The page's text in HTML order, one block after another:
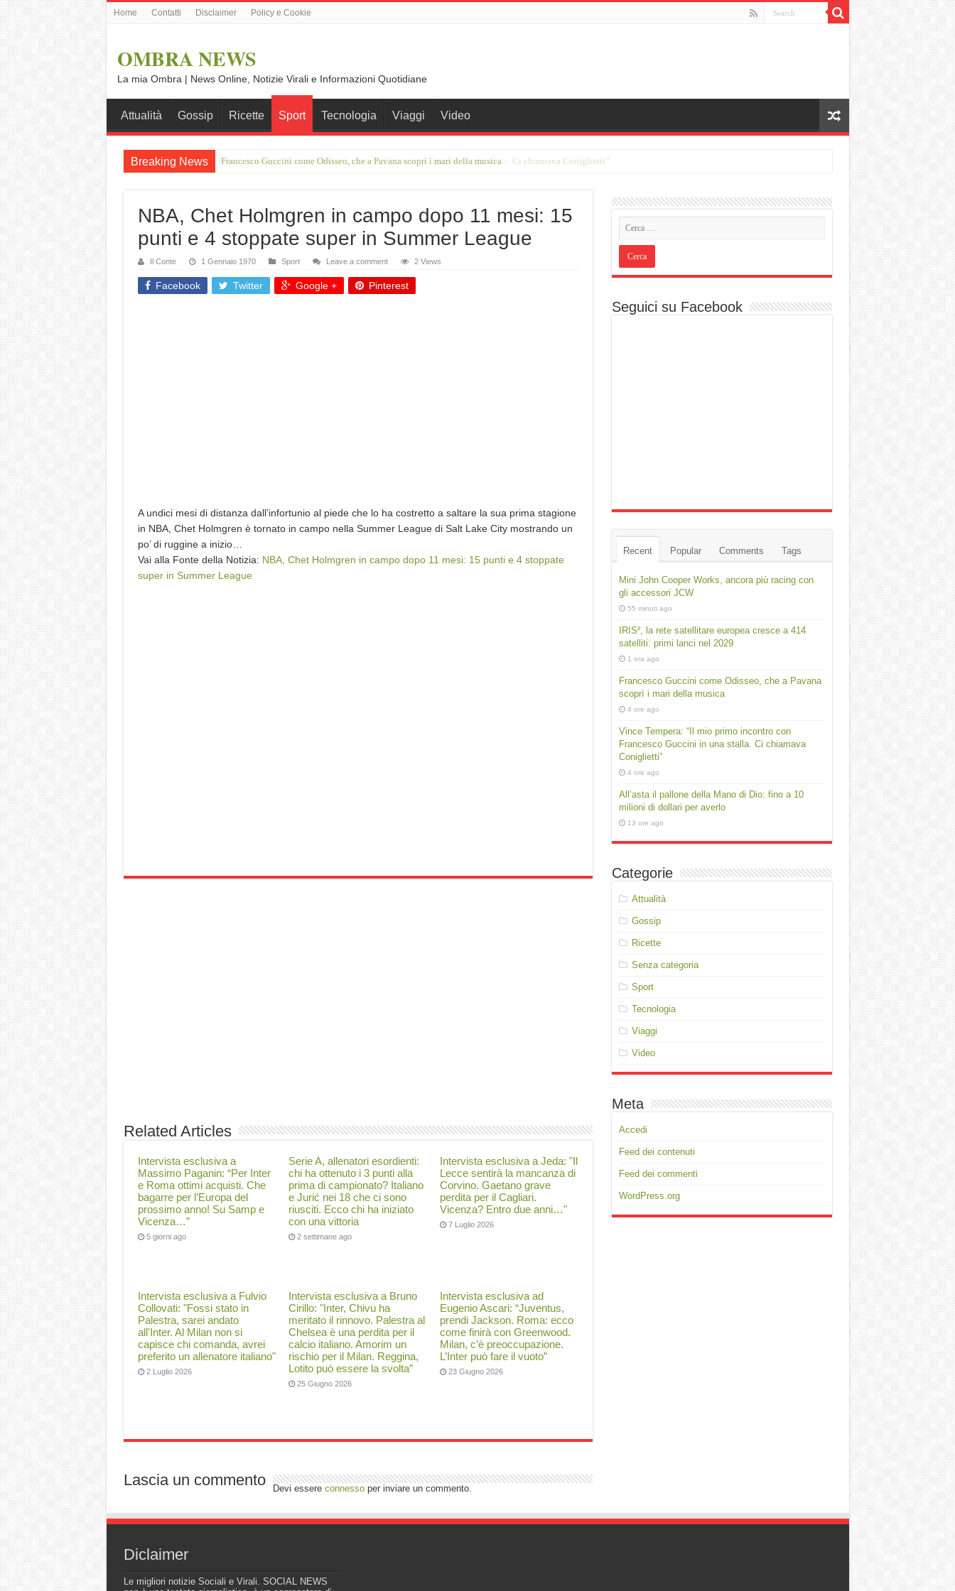
Home Contatti Disclaimer Policy e Cookie
OMBRA NEWS
La mia Ombra | News Online, Notizie Virali e Informazioni Quotidiane
Attualità Gossip Ricette Sport Tecnologia Viaggi Video
Breaking News Vince Tempera: “Il mio primo incontro con Francesco Guccini in una stalla. Ci chiamava Coniglietti”
NBA, Chet Holmgren in campo dopo 11 mesi: 15
punti e 4 stoppate super in Summer League
Il Conte 1 Gennaio 1970 Sport Leave a comment 2 Views
Facebook Twitter Google + Pinterest
A undici mesi di distanza dall’infortunio al piede che lo ha costretto a saltare la sua prima stagione
in NBA, Chet Holmgren è tornato in campo nella Summer League di Salt Lake City mostrando un
po’ di ruggine a inizio…
Vai alla Fonte della Notizia: NBA, Chet Holmgren in campo dopo 11 mesi: 15 punti e 4 stoppate
super in Summer League
Related Articles
Intervista esclusiva a
Massimo Paganin: “Per Inter
e Roma ottimi acquisti. Che
bagarre per l’Europa del
prossimo anno! Su Samp e
Vicenza…”
5 giorni ago
Serie A, allenatori esordienti:
chi ha ottenuto i 3 punti alla
prima di campionato? Italiano
e Jurić nei 18 che ci sono
riusciti. Ecco chi ha iniziato
con una vittoria
2 settimane ago
Intervista esclusiva a Jeda: "Il
Lecce sentirà la mancanza di
Corvino. Gaetano grave
perdita per il Cagliari.
Vicenza? Entro due anni…"
7 Luglio 2026
Intervista esclusiva a Fulvio
Collovati: "Fossi stato in
Palestra, sarei andato
all'Inter. Al Milan non si
capisce chi comanda, avrei
preferito un allenatore italiano"
2 Luglio 2026
Intervista esclusiva a Bruno
Cirillo: "Inter, Chivu ha
meritato il rinnovo. Palestra al
Chelsea è una perdita per il
calcio italiano. Amorim un
rischio per il Milan. Reggina,
Lotito può essere la svolta”
25 Giugno 2026
Intervista esclusiva ad
Eugenio Ascari: “Juventus,
prendi Jackson. Roma: ecco
come finirà con Greenwood.
Milan, c’è preoccupazione.
L’Inter può fare il vuoto”
23 Giugno 2026
Lascia un commento Devi essere connessoper inviare un commento.
Seguici su Facebook
Recent Popular Comments Tags
Mini John Cooper Works, ancora più racing con
gli accessori JCW
55 minuti ago
IRIS², la rete satellitare europea cresce a 414
satelliti: primi lanci nel 2029
1 ora ago
Francesco Guccini come Odisseo, che a Pavana
scoprì i mari della musica
4 ore ago
Vince Tempera: “Il mio primo incontro con
Francesco Guccini in una stalla. Ci chiamava
Coniglietti”
4 ore ago
All’asta il pallone della Mano di Dio: fino a 10
milioni di dollari per averlo
13 ore ago
Categorie
Attualità
Gossip
Ricette
Senza categoria
Sport
Tecnologia
Viaggi
Video
Meta
Accedi
Feed dei contenuti
Feed dei commenti
WordPress.org
Diclaimer
Le migliori notizie Sociali e Virali. SOCIAL NEWS